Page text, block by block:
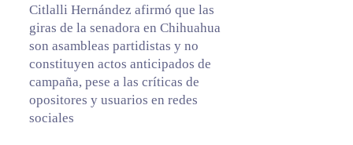
Citlalli Hernández afirmó que las
giras de la senadora en Chihuahua
son asambleas partidistas y no
constituyen actos anticipados de
campaña, pese a las críticas de
opositores y usuarios en redes
sociales